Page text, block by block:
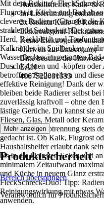
Haushaltshelfer, Kalk- &
Im Lieferumfang enthalten
2x Rokitta Kalk- &
Elektroaltgerät-
Keine Elektrogeräte
Hinweis zur Entsorgung
Bitte beachte die
EAN
4067522081333
Mit dem Rokitta’s
Flugrost in Küche und Bad ab
cleveren Radierer (Grau für die
strahlende Sauberkeit! Der
Herd, Backblech und
Kalkränder im Spülbecken,
Wasserflecken im gesamten
Duschkabinen und -köpfen
betroffene Stelle reiben und
effektive Reinigung! Dank der
bleiben beide Radierer selbst
zuverlässig kraftvoll – ohne den
lästige Gerüche. Du kannst sie
Fliesen, Glas, Metall oder
praktischen Farbtrennung stets
gedacht ist. Ob Kalk, Flugrost
Haushaltshelfer erlaubt dank
bis in die kleinsten Ecken und
minimalem Zeitaufwand
und Küche in neuem Glanz
FleckSchreck-Duo! Tipp:
Reinigungswirkung mit etwas
anwenden.
Mehr anzeigen
Produktsicherheit
Bereich überspringen
Verantwortlich für